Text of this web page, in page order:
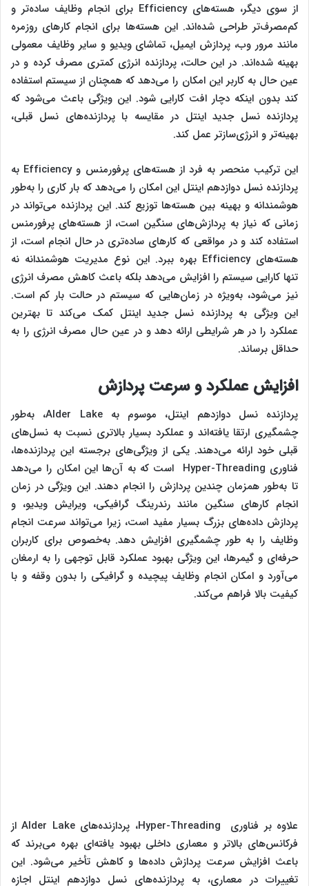
از سوی دیگر، هسته‌های Efficiency برای انجام وظایف ساده‌تر و
کم‌مصرف‌تر طراحی شده‌اند. این هسته‌ها برای انجام کارهای روزمره
مانند مرور وب، پردازش ایمیل، تماشای ویدیو و سایر وظایف معمولی
بهینه شده‌اند. در این حالت، پردازنده انرژی کمتری مصرف کرده و در
عین حال به کاربر این امکان را می‌دهد که همچنان از سیستم استفاده
کند بدون اینکه دچار افت کارایی شود. این ویژگی باعث می‌شود که
پردازنده نسل جدید اینتل در مقایسه با پردازنده‌های نسل قبلی،
بهینه‌تر و انرژی‌سازتر عمل کند.
این ترکیب منحصر به فرد از هسته‌های پرفورمنس و Efficiency به
پردازنده نسل دوازدهم اینتل این امکان را می‌دهد که بار کاری را به‌طور
هوشمندانه و بهینه بین هسته‌ها توزیع کند. این پردازنده می‌تواند در
زمانی که نیاز به پردازش‌های سنگین است، از هسته‌های پرفورمنس
استفاده کند و در مواقعی که کارهای ساده‌تری در حال انجام است، از
هسته‌های Efficiency بهره ببرد. این نوع مدیریت هوشمندانه نه
تنها کارایی سیستم را افزایش می‌دهد بلکه باعث کاهش مصرف انرژی
نیز می‌شود، به‌ویژه در زمان‌هایی که سیستم در حالت بار کم است.
این ویژگی به پردازنده نسل جدید اینتل کمک می‌کند تا بهترین
عملکرد را در هر شرایطی ارائه دهد و در عین حال مصرف انرژی را به
حداقل برساند.
افزایش عملکرد و سرعت پردازش
پردازنده‌ نسل دوازدهم اینتل، موسوم به Alder Lake، به‌طور
چشمگیری ارتقا یافته‌اند و عملکرد بسیار بالاتری نسبت به نسل‌های
قبلی خود ارائه می‌دهند. یکی از ویژگی‌های برجسته این پردازنده‌ها،
فناوری Hyper-Threading است که به آن‌ها این امکان را می‌دهد
تا به‌طور همزمان چندین پردازش را انجام دهند. این ویژگی در زمان
انجام کارهای سنگین مانند رندرینگ گرافیکی، ویرایش ویدیو، و
پردازش داده‌های بزرگ بسیار مفید است، زیرا می‌تواند سرعت انجام
وظایف را به طور چشمگیری افزایش دهد. به‌خصوص برای کاربران
حرفه‌ای و گیمرها، این ویژگی بهبود عملکرد قابل توجهی را به ارمغان
می‌آورد و امکان انجام وظایف پیچیده و گرافیکی را بدون وقفه و با
کیفیت بالا فراهم می‌کند.
علاوه بر فناوری Hyper-Threading، پردازنده‌های Alder Lake از
فرکانس‌های بالاتر و معماری داخلی بهبود یافته‌ای بهره می‌برند که
باعث افزایش سرعت پردازش داده‌ها و کاهش تأخیر می‌شود. این
تغییرات در معماری، به پردازنده‌های نسل دوازدهم اینتل اجازه